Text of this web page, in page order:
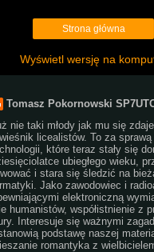
Strona główna
Wyświetl wersję na
Tomasz Pokornowski
nie taki młody jak mu się
licealistów. To za
które teraz stały się
ubiegłego wieku,
i stara się śledzić na
Jako zawodowiec i
elektroniczną
humanistów, współistnienie z
Interesuje się ważnymi
podstawę naszej
romantyka z